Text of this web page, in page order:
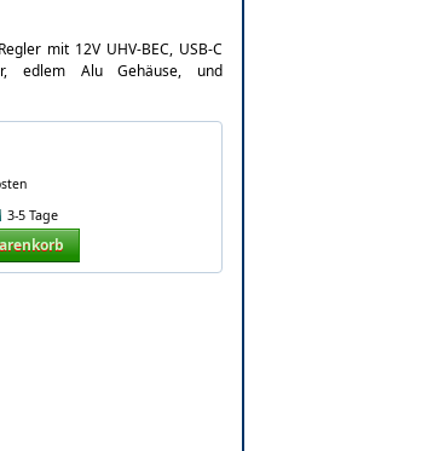
mit 12V UHV-BEC, USB-C
edlem Alu Gehäuse, und
3-5 Tage